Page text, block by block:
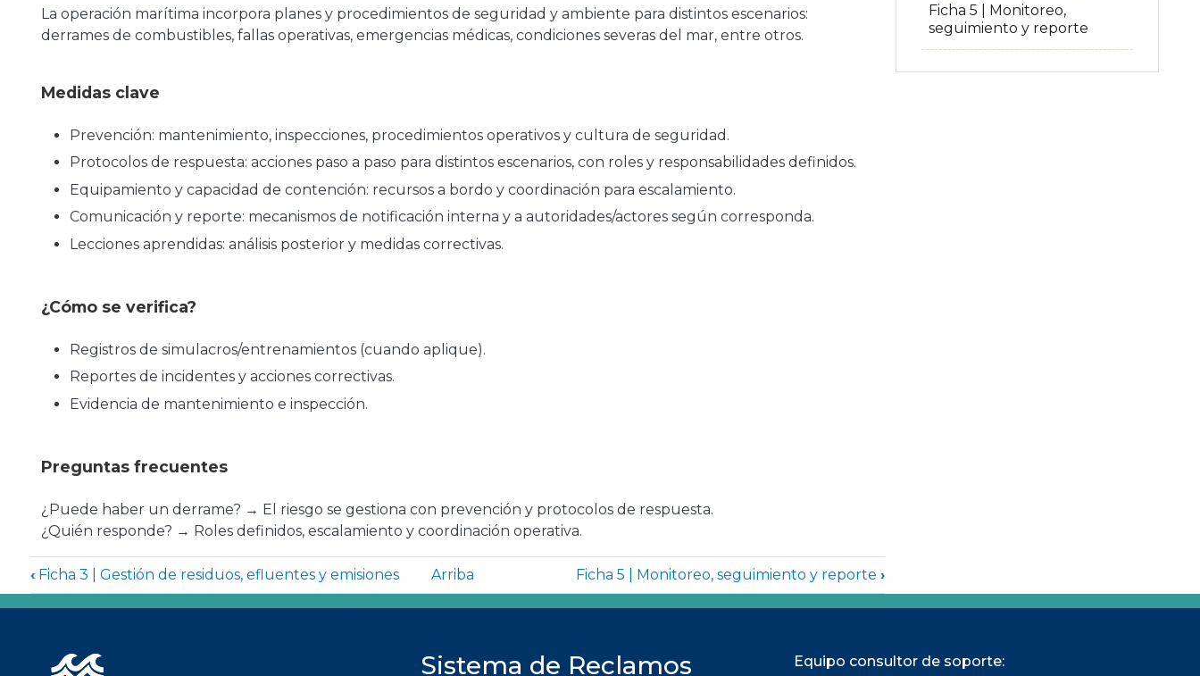
La operación marítima incorpora planes y procedimientos de seguridad y ambiente para distintos escenarios:
derrames de combustibles, fallas operativas, emergencias médicas, condiciones severas del mar, entre otros.
Medidas clave
Prevención: mantenimiento, inspecciones, procedimientos operativos y cultura de seguridad.
Protocolos de respuesta: acciones paso a paso para distintos escenarios, con roles y responsabilidades definidos.
Equipamiento y capacidad de contención: recursos a bordo y coordinación para escalamiento.
Comunicación y reporte: mecanismos de notificación interna y a autoridades/actores según corresponda.
Lecciones aprendidas: análisis posterior y medidas correctivas.
¿Cómo se verifica?
Registros de simulacros/entrenamientos (cuando aplique).
Reportes de incidentes y acciones correctivas.
Evidencia de mantenimiento e inspección.
Preguntas frecuentes
¿Puede haber un derrame? → El riesgo se gestiona con prevención y protocolos de respuesta.
¿Quién responde? → Roles definidos, escalamiento y coordinación operativa.
Enlaces transversales de Book para Ficha 4 | Prevención y respuesta ante
‹Ficha 3 | Gestión de residuos, efluentes y emisiones Arriba Ficha 5 | Monitoreo, seguimiento y reporte›
Ficha 5 | Monitoreo,
seguimiento y reporte
Imagen Sistema de Reclamos Equipo consultor de soporte: